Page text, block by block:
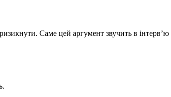
Саме цей аргумент звучить в інтерв’ю